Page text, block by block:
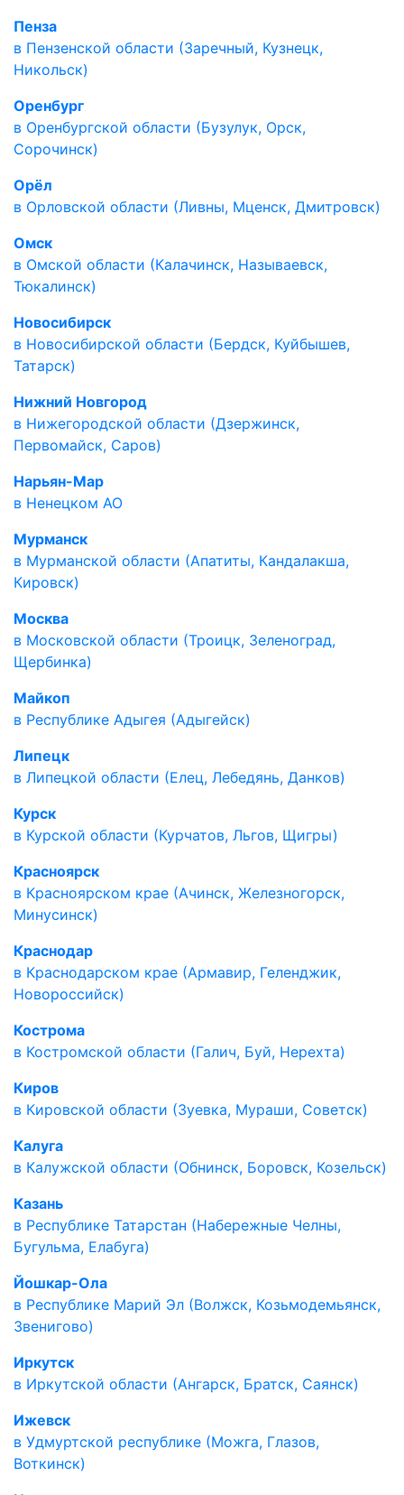
Пенза
в Пензенской области (Заречный, Кузнецк,
Никольск)
Оренбург
в Оренбургской области (Бузулук, Орск,
Сорочинск)
Орёл
в Орловской области (Ливны, Мценск, Дмитровск)
Омск
в Омской области (Калачинск, Называевск,
Тюкалинск)
Новосибирск
в Новосибирской области (Бердск, Куйбышев,
Татарск)
Нижний Новгород
в Нижегородской области (Дзержинск,
Первомайск, Саров)
Нарьян-Мар
в Ненецком АО
Мурманск
в Мурманской области (Апатиты, Кандалакша,
Кировск)
Москва
в Московской области (Троицк, Зеленоград,
Щербинка)
Майкоп
в Республике Адыгея (Адыгейск)
Липецк
в Липецкой области (Елец, Лебедянь, Данков)
Курск
в Курской области (Курчатов, Льгов, Щигры)
Красноярск
в Красноярском крае (Ачинск, Железногорск,
Минусинск)
Краснодар
в Краснодарском крае (Армавир, Геленджик,
Новороссийск)
Кострома
в Костромской области (Галич, Буй, Нерехта)
Киров
в Кировской области (Зуевка, Мураши, Советск)
Калуга
в Калужской области (Обнинск, Боровск, Козельск)
Казань
в Республике Татарстан (Набережные Челны,
Бугульма, Елабуга)
Йошкар-Ола
в Республике Марий Эл (Волжск, Козьмодемьянск,
Звенигово)
Иркутск
в Иркутской области (Ангарск, Братск, Саянск)
Ижевск
в Удмуртской республике (Можга, Глазов,
Воткинск)